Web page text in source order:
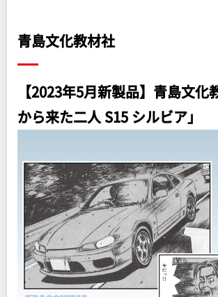
青島文化教材社
【2023年5月新製品】青島文化
から来た二人 S15 シルビア」